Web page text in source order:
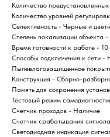
Количество
Количество уровней
Селективность - Черные и
Степень локализации объекта -
Время готовности к работе - 10
Способы подключения к сети -
Пылевлагозащищенное
Конструкция - Сборно-
Память для сохранения
Тестовый режим
Счетчик проходов - Наличие
Счетчик срабатывания
Светодиодная индикация